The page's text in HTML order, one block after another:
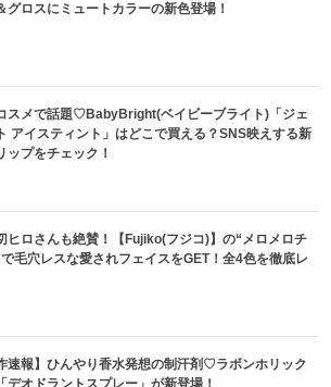
グロスにミュートカラーの新色登場！
スメで話題♡BabyBright(ベイビーブライト)「ジェ
アイスティント」はどこで買える？SNS映えする新
ップをチェック！
ヒロさんも絶賛！【Fujiko(フジコ)】の“メロメロチ
毛穴レスな愛されフェイスをGET！全4色を徹底レ
速報】ひんやり香水発想の制汗剤♡ラボンホリック